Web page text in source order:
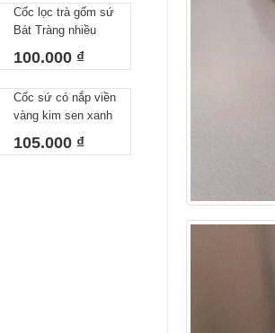
17cm Dk13cm
Cốc lọc trà gốm sứ
Bát Tràng nhiều
300ml
100.000 ₫
Cốc sứ có nắp viền
vàng kim sen xanh
cao cấp Bát Tràng
hàng chọn kĩ
105.000 ₫